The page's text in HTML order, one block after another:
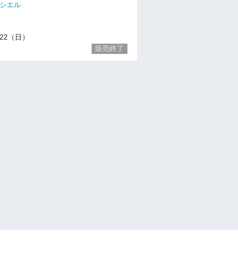
エル
（日）
販売終了